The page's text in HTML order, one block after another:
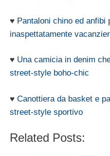
♥ Pantaloni chino ed anfibi
inaspettatamente
♥ Una camicia in denim
street-style boho-chic
♥ Canottiera da basket e
street-style sportivo
Related Posts: